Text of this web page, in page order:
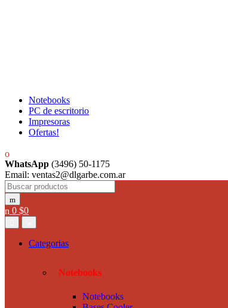
Notebooks
PC de escritorio
Impresoras
Ofertas!
WhatsApp (3496) 50-1175
Email: ventas2@dlgarbe.com.ar
0 $0
Categorias
Notebooks
Notebooks